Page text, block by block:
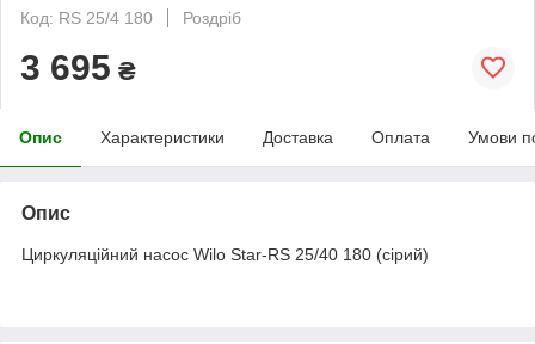
Код: RS 25/4 180
Роздріб
3 695 ₴
Опис Характеристики Доставка Оплата Умови
Опис
Циркуляційний насос Wilo Star-RS 25/40 180 (сірий)